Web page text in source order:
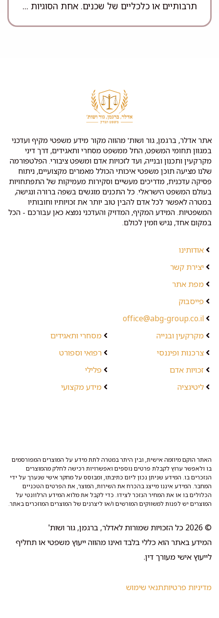
תרבותיים או כלכליים של שכנים. אחת הסוגיות ...
אתר אדלר, ברגמן, גור ושות' מהווה מקור מידע משפטי מקיף ועדכני
במגוון תחומי המשפט, החל ממשפט מסחרי ותאגידים, דרך דיני
מקרקעין ותכנון ובנייה, ועד לזכויות אדם ומשפט ציבורי. הפלטפורמה
שלנו מציעה תוכן משפטי איכותי הכולל מאמרים מקצועיים, ניתוח
פסיקה עדכנית, מדריכים מעשיים וסקירות מעמיקות של התפתחויות
בעולם המשפט הישראלי. כל התכנים מוגשים בשפה ברורה ונגישה,
במטרה לאפשר לכל אדם להבין טוב יותר את זכויותיו וחובותיו
המשפטיות. המידע המקיף, המדויק והעדכני נמצא כאן עבורכם - הכל
במקום אחד, נגיש וזמין לכולם.
אודותינו
יצירת קשר
מפת אתר
פייסבוק
office@abg-group.co.il
מקרקעין ובנייה
צרכנות ופיננסי
זכויות אדם
ליטיגציה
מסחרי ותאגידים
רפואי וספורט
פלילי
מידע מקצועי
האתר הוקם מיוזמה אישית, ובין היתר במטרה לתת מידע על המוצרים המפורסמים
בו ולאפשר ערוץ לקבלת פרטים נוספים ואפשרויות רכישה לחלק מהמוצרים
הנזכרים בו. המידע שניתן נכון ליום כתיבתו, ומבוסס על מחקר אישי שנערך על ידי
המחבר. המידע איננו מייצג בהכרח את השירות, המוצר, את הפרטים הטכניים
הכלולים בו או את המחיר הנזכר לצידו. כדי לקבל את מלוא המידע הרלוונטי על
המוצרים יש לפנות למשווקים המורשים ו/או ליצרנים של המוצרים המוזכרים באתר.
© 2026 כל הזכויות שמורות לאדלר, ברגמן, גור ושות'
המידע באתר הוא כללי בלבד ואינו מהווה ייעוץ משפטי או תחליף
לייעוץ אישי מעורך דין.
מדיניות פרטיותתנאי שימוש